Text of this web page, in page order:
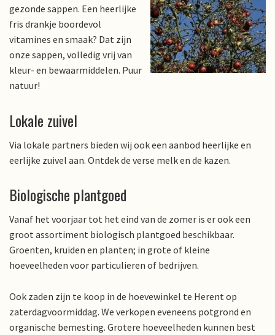
gezonde sappen. Een heerlijke
fris drankje boordevol
vitamines en smaak? Dat zijn
onze sappen, volledig vrij van
kleur- en bewaarmiddelen. Puur
natuur!
Lokale zuivel
Via lokale partners bieden wij ook een aanbod heerlijke en
eerlijke zuivel aan. Ontdek de verse melk en de kazen.
Biologische plantgoed
Vanaf het voorjaar tot het eind van de zomer is er ook een
groot assortiment biologisch plantgoed beschikbaar.
Groenten, kruiden en planten; in grote of kleine
hoeveelheden voor particulieren of bedrijven.
Ook zaden zijn te koop in de hoevewinkel te Herent op
zaterdagvoormiddag. We verkopen eveneens potgrond en
organische bemesting. Grotere hoeveelheden kunnen best